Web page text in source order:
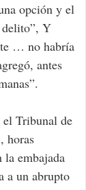
opción y el
delito”, Y
… no habría
antes
el Tribunal de
horas
la embajada
a un abrupto